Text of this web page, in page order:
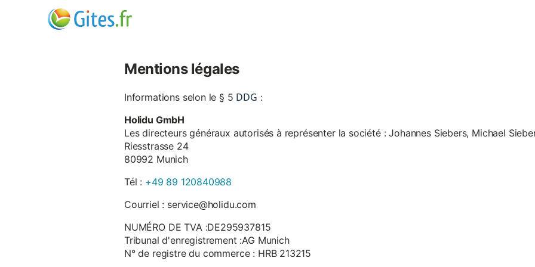
Mentions légales
Informations selon le § 5 DDG :
Holidu GmbH
Les directeurs généraux autorisés à représenter la société : Johannes Siebers, Michael
Riesstrasse 24
80992 Munich
Tél : +49 89 120840988
Courriel : service@holidu.com
NUMÉRO DE TVA :DE295937815
Tribunal d'enregistrement :AG Munich
N° de registre du commerce : HRB 213215